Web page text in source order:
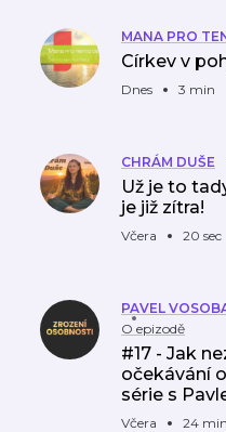
MANA PRO
Církev v
Dnes 3 min
CHRÁM DUŠE
Už je to
je již zítra!
Včera 20 sec
PAVEL
O epizodě
#17 - Jak
očekávání
série s
Včera 24 min